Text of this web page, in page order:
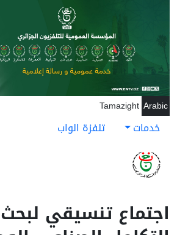
تجاوز إلى المحتوى الرئيسي
Arabic
Tamazight
خدمات تلفزة الواب
اجتماع تنسيقي